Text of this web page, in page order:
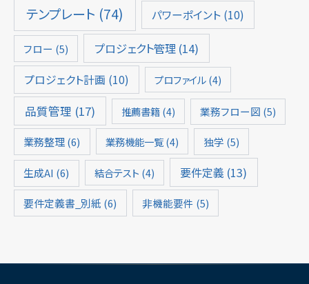
テンプレート (74) パワーポイント (10)
フロー (5) プロジェクト管理 (14)
プロジェクト計画 (10) プロファイル(4)
品質管理 (17) 推薦書籍(4) 業務フロー図 (5)
業務整理(6) 業務機能一覧(4) 独学 (5)
生成AI (6) 結合テスト (4) 要件定義 (13)
要件定義書_別紙 (6) 非機能要件 (5)